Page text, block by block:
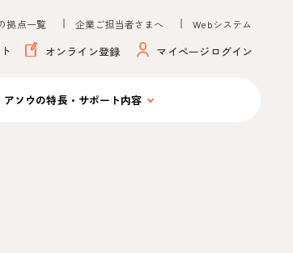
拠点一覧 企業ご担当者さまへ Webシステム
オンライン登録 マイページログイン
アソウの特長・サポート内容